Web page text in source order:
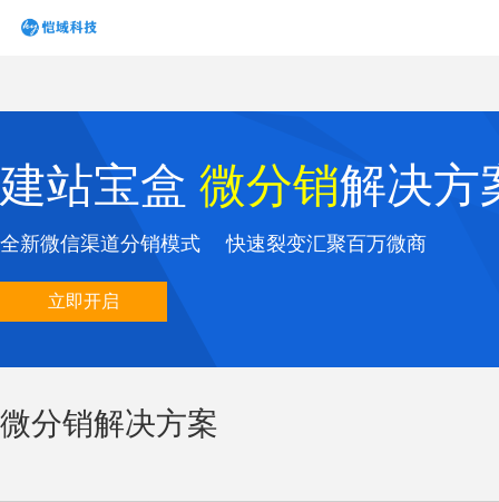
建站宝盒 微分销解决方
全新微信渠道分销模式 快速裂变汇聚百万微商
立即开启
微分销解决方案